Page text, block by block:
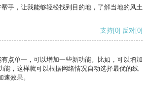
手，让我能够轻松找到目的地，了解当地的风土
支持[0] 反对[0]
点单一，可以增加一些新功能。比如，可以增加
能，这样就可以根据网络情况自动选择最优的线
效果。